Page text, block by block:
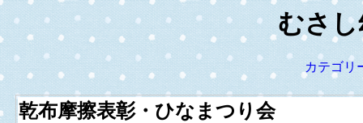
むさ
カテゴリ
乾布摩擦表彰・ひなまつり会